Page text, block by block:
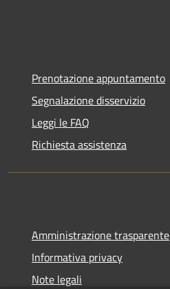
Prenotazione appuntamento
Segnalazione disservizio
Leggi le FAQ
Richiesta assistenza
Amministrazione trasparente
Informativa privacy
Note legali